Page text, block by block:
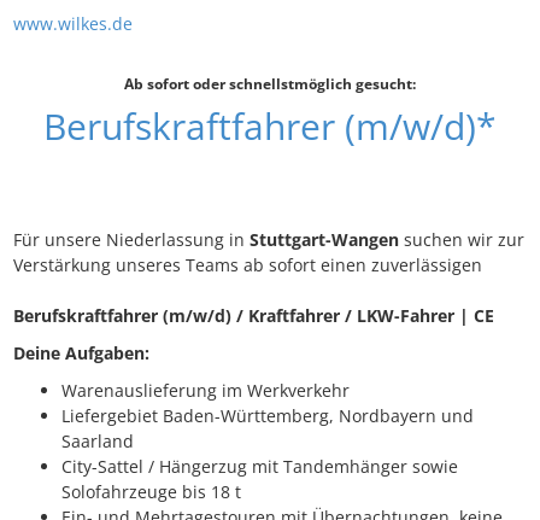
www.wilkes.de
Ab sofort oder schnellstmöglich gesucht:
Berufskraftfahrer (m/w/d)*
Für unsere Niederlassung in Stuttgart-Wangen suchen wir zur
Verstärkung unseres Teams ab sofort einen zuverlässigen
Berufskraftfahrer (m/w/d) / Kraftfahrer / LKW-Fahrer | CE
Deine Aufgaben:
Warenauslieferung im Werkverkehr
Liefergebiet Baden-Württemberg, Nordbayern und
Saarland
City-Sattel / Hängerzug mit Tandemhänger sowie
Solofahrzeuge bis 18 t